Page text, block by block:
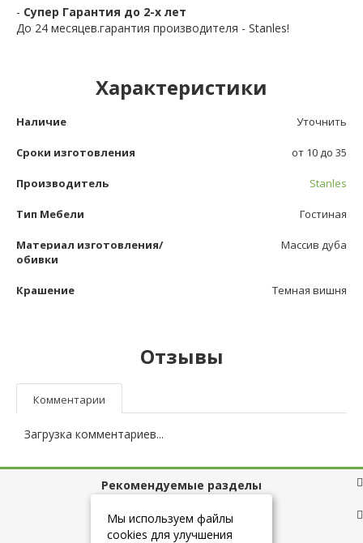
- Супер Гарантия до 2-х лет
До 24 месяцев.гарантия производителя - Stanles!
Характеристики
Наличие Уточнить
Сроки изготовления от 10 до 35
Производитель Stanles
Тип Мебели Гостиная
Материал изготовления/
обивки
Массив дуба
Крашение Темная вишня
Отзывы
Комментарии
Загрузка комментариев...
Рекомендуемые разделы
Полезные ссылки
Мы используем файлы
cookies для улучшения